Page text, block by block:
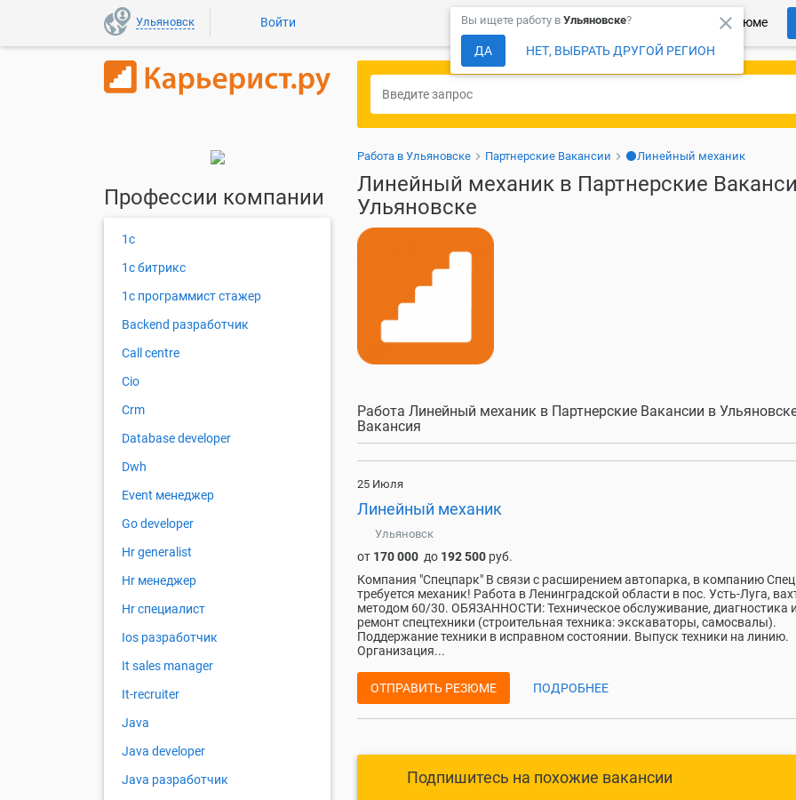
Ульяновск Войти Более 150 000 компаний ждут Ваше резюме
close
Вы ищете работу в Ульяновске?
ДА НЕТ, ВЫБРАТЬ ДРУГОЙ РЕГИОН
Работа в Ульяновске Партнерские Вакансии ⚫Линейный механик
Линейный механик в Партнерские
Ульяновске
Работа Линейный механик в Партнерские Вакансии в
Вакансия
25 Июля
Линейный механик
Ульяновск
от 170 000 до 192 500 руб.
Компания "Спецпарк" В связи с расширением автопарка, в компанию
требуется механик! Работа в Ленинградской области в пос. Усть-Луга,
методом 60/30. ОБЯЗАННОСТИ: Техническое обслуживание, диагностика
ремонт спецтехники (строительная техника: экскаваторы, самосвалы).
Поддержание техники в исправном состоянии. Выпуск техники на линию.
Организация...
ОТПРАВИТЬ РЕЗЮМЕ ПОДРОБНЕЕ
Подпишитесь на похожие вакансии
Профессии компании
1с
1с битрикс
1с программист стажер
Backend разработчик
Call centre
Cio
Crm
Database developer
Dwh
Event менеджер
Go developer
Hr generalist
Hr менеджер
Hr специалист
Ios разработчик
It sales manager
It-recruiter
Java
Java developer
Java разработчик